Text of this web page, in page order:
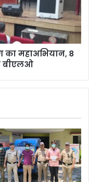
का महाअभियान, 8
बीएलओ